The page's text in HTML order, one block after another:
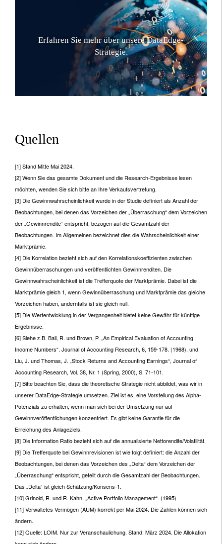
Erfahren Sie mehr über unsere DataEdge-
Strategie.
Quellen
[1] Stand Mitte Mai 2024.
[2] Wenn Sie das gesamte Dokument und die Research-Ergebnisse lesen
möchten, wenden Sie sich bitte an Ihre Verkaufsvertretung.
[3] Die Gewinnwahrscheinlichkeit wurde in der Studie definiert als Anzahl der
Beobachtungen, bei denen das Vorzeichen der „Überraschung“ dem Vorzeichen
der „Gewinnrendite“ entspricht, bezogen auf die Gesamtzahl der
Beobachtungen. Im Allgemeinen bezeichnet dies die Wahrscheinlichkeit einer
Marktprämie.
[4] Die Korrelation bezieht sich auf den Korrelationskoeffizienten zwischen
Gewinnüberraschungen und veröffentlichten Gewinnrenditen. Die
Gewinnwahrscheinlichkeit ist die Trefferquote der Marktprämie. Dabei ist die
Marktprämie gleich 1, wenn Gewinnüberraschung und Marktprämie das gleiche
Vorzeichen haben, andernfalls ist sie gleich null.
[5] Die Wertentwicklung in der Vergangenheit bietet keine Gewähr für künftige
Ergebnisse.
[6] Siehe z.B. Ball, R. und Brown, P. „An Empirical Evaluation of Accounting
Income Numbers“. Journal of Accounting Research, 6, 159-178. (1968), und
Liu, J. und Thomas, J. „Stock Returns and Accounting Earnings“, Journal of
Accounting Research, Vol. 38, Nr. 1 (Spring, 2000), S. 71-101.
[7] Bitte beachten Sie, dass die theoretische Strategie nicht abbildet, was wir in
unserer DataEdge-Strategie umsetzen. Ziel ist es, eine Vorstellung des Alpha-
Potenzials zu erhalten, wenn man sich bei der Umsetzung nur auf
Gewinnveröffentlichungen konzentriert. Es gibt keine Garantie für die
Erreichung des Anlageziels.
[8] Die Information Ratio bezieht sich auf die annualisierte Nettorendite/Volatilität.
[9] Die Trefferquote bei Gewinnrevisionen ist wie folgt definiert: die Anzahl der
Beobachtungen, bei denen das Vorzeichen des „Delta“ dem Vorzeichen der
„Überraschung“ entspricht, geteilt durch die Gesamtzahl der Beobachtungen.
Das „Delta“ ist gleich Schätzung/Konsens-1.
[10] Grinold, R. und R. Kahn. „Active Portfolio Management“. (1995)
[11] Verwaltetes Vermögen (AUM) korrekt per Mai 2024. Die Zahlen können sich
ändern.
[12] Quelle: LOIM. Nur zur Veranschaulichung. Stand: März 2024. Die Allokation